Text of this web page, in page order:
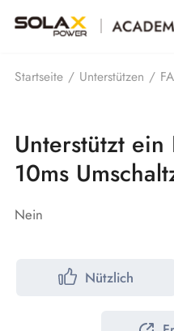
Startseite / Unterstützen /
Unterstützt ein
10ms
Nein
Nützlich